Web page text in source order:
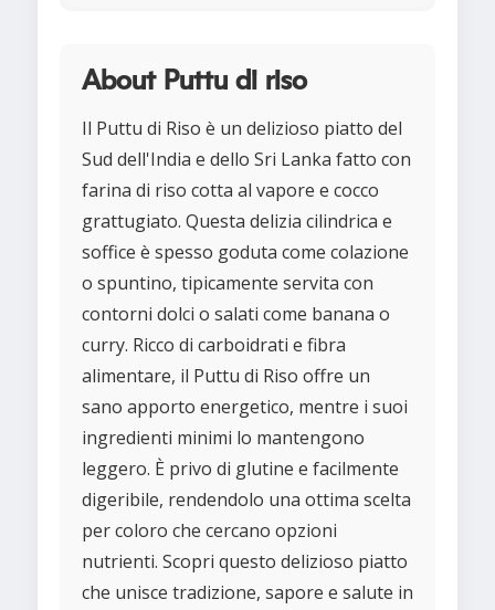
About Puttu di riso
Il Puttu di Riso è un delizioso piatto del
Sud dell'India e dello Sri Lanka fatto con
farina di riso cotta al vapore e cocco
grattugiato. Questa delizia cilindrica e
soffice è spesso goduta come colazione
o spuntino, tipicamente servita con
contorni dolci o salati come banana o
curry. Ricco di carboidrati e fibra
alimentare, il Puttu di Riso offre un
sano apporto energetico, mentre i suoi
ingredienti minimi lo mantengono
leggero. È privo di glutine e facilmente
digeribile, rendendolo una ottima scelta
per coloro che cercano opzioni
nutrienti. Scopri questo delizioso piatto
che unisce tradizione, sapore e salute in